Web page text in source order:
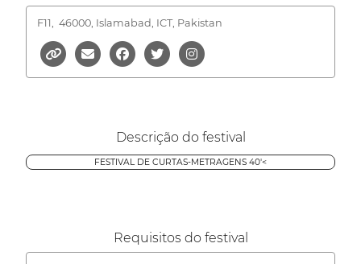
F11, 46000, Islamabad, ICT, Pakistan
Descrição do festival
FESTIVAL DE CURTAS-METRAGENS 40'<
Requisitos do festival